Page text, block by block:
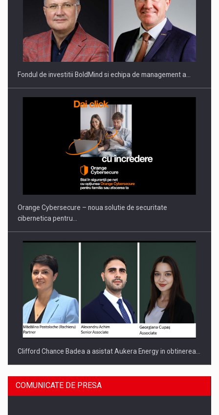
ROOTED IN ROMANIA, BUILT TO DELIVER TECHNOLOGY FOR
THE…
PUTTING ROMANIAN CORPORATE COMPANIES ON THE
INTERNATIONAL BUSINESS SCENE
Fondul de investitii BoldMind si echipa de management a…
Orange Cybersecure – noua solutie de securitate
cibernetica pentru…
Clifford Chance Badea a asistat Aukera Energy in obtinerea…
COMUNICATE DE PRESA